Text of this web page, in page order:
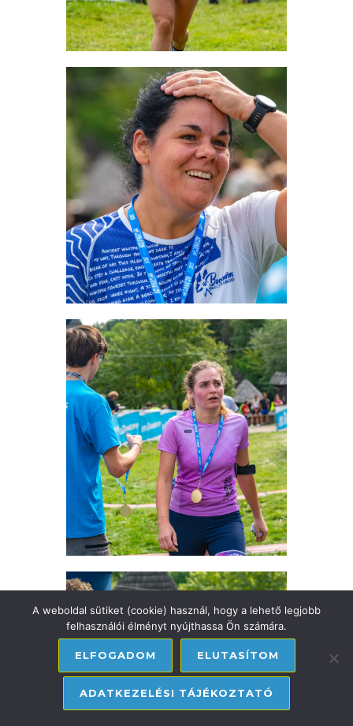
A weboldal sütiket (cookie) használ, hogy a lehető legjobb
felhasználói élményt nyújthassa Ön számára.
ELFOGADOM ELUTASÍTOM
ADATKEZELÉSI TÁJÉKOZTATÓ